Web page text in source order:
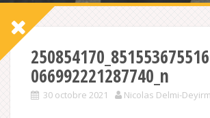
066992221287740_n
30 octobre 2021 Nicolas Delmi-